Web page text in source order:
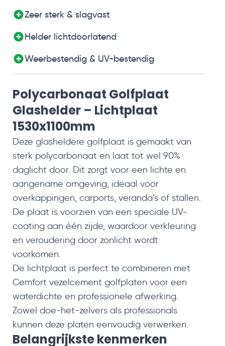
Zeer sterk & slagvast
Helder lichtdoorlatend
Weerbestendig & UV-bestendig
Polycarbonaat Golfplaat
Glashelder – Lichtplaat
1530x1100mm
Deze glasheldere golfplaat is gemaakt van
sterk polycarbonaat en laat tot wel 90%
daglicht door. Dit zorgt voor een lichte en
aangename omgeving, ideaal voor
overkappingen, carports, veranda’s of stallen.
De plaat is voorzien van een speciale UV-
coating aan één zijde, waardoor verkleuring
en veroudering door zonlicht wordt
voorkomen.
De lichtplaat is perfect te combineren met
Cemfort vezelcement golfplaten voor een
waterdichte en professionele afwerking.
Zowel doe-het-zelvers als professionals
kunnen deze platen eenvoudig verwerken.
Belangrijkste kenmerken